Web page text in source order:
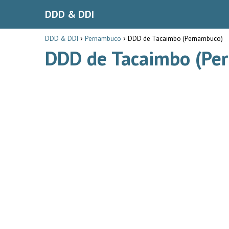
DDD & DDI
DDD & DDI Pernambuco DDD de Tacaimbo (Pernambuco)
DDD de Tacaimbo